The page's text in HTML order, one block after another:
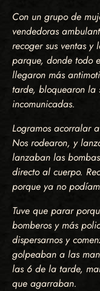
Con un grupo de
vendedoras
recoger sus ventas
parque, donde todo
llegaron más
tarde, bloquearon la
incomunicadas.
Logramos acorralar
Nos rodearon, y
lanzaban las
directo al cuerpo.
porque ya no
Tuve que parar
bomberos y más
dispersarnos y
golpeaban a las
las 6 de la tarde,
que agarraban.